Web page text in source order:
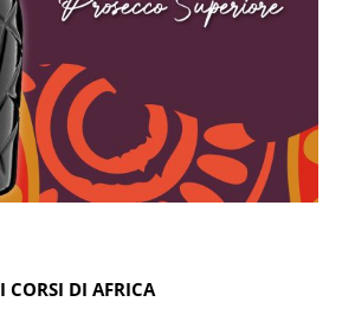
I CORSI DI AFRICA